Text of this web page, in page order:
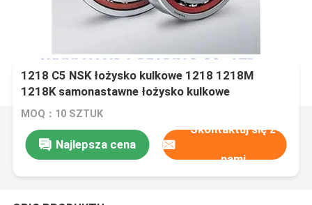
1218 C5 NSK łożysko kulkowe 1218 1218M
1218K samonastawne łożysko kulkowe
90*160*30mm
MOQ：10 SZTUK
Najlepsza cena
Skontaktuj się z
nami